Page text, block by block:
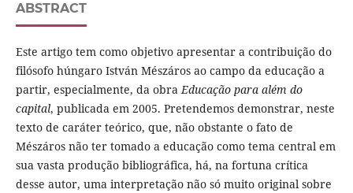
ABSTRACT
Este artigo tem como objetivo apresentar a contribuição do
filósofo húngaro István Mészáros ao campo da educação a
partir, especialmente, da obraEducação para além do
capital, publicada em 2005. Pretendemos demonstrar, neste
texto de caráter teórico, que, não obstante o fato de
Mészáros não ter tomado a educação como tema central em
sua vasta produção bibliográfica, há, na fortuna crítica
desse autor, uma interpretação não só muito original sobre